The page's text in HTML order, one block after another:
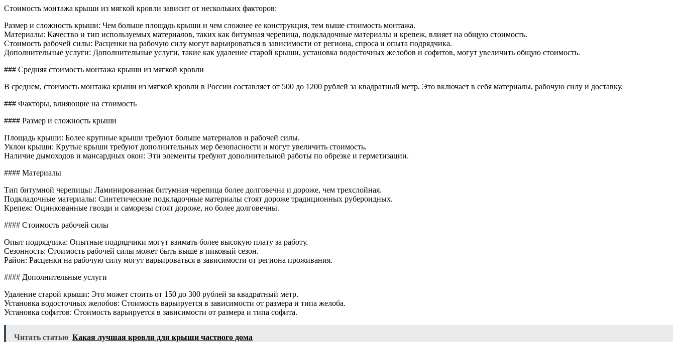
крыши
из
мягкой
кровли
Стоимость монтажа крыши из мягкой кровли зависит от нескольких факторов:
Размер и сложность крыши: Чем больше площадь крыши и чем сложнее ее конструкция, тем выше стоимость монтажа.
Материалы: Качество и тип используемых материалов, таких как битумная черепица, подкладочные материалы и крепеж, влияет на общую стоимость.
Стоимость рабочей силы: Расценки на рабочую силу могут варьироваться в зависимости от региона, спроса и опыта подрядчика.
Дополнительные услуги: Дополнительные услуги, такие как удаление старой крыши, установка водосточных желобов и софитов, могут увеличить общую стоимость.
### Средняя стоимость монтажа крыши из мягкой кровли
В среднем, стоимость монтажа крыши из мягкой кровли в России составляет от 500 до 1200 рублей за квадратный метр. Это включает в себя материалы, рабочую силу и доставку.
### Факторы, влияющие на стоимость
#### Размер и сложность крыши
Площадь крыши: Более крупные крыши требуют больше материалов и рабочей силы.
Уклон крыши: Крутые крыши требуют дополнительных мер безопасности и могут увеличить стоимость.
Наличие дымоходов и мансардных окон: Эти элементы требуют дополнительной работы по обрезке и герметизации.
#### Материалы
Тип битумной черепицы: Ламинированная битумная черепица более долговечна и дороже, чем трехслойная.
Подкладочные материалы: Синтетические подкладочные материалы стоят дороже традиционных рубероидных.
Крепеж: Оцинкованные гвозди и саморезы стоят дороже, но более долговечны.
#### Стоимость рабочей силы
Опыт подрядчика: Опытные подрядчики могут взимать более высокую плату за работу.
Сезонность: Стоимость рабочей силы может быть выше в пиковый сезон.
Район: Расценки на рабочую силу могут варьироваться в зависимости от региона проживания.
#### Дополнительные услуги
Удаление старой крыши: Это может стоить от 150 до 300 рублей за квадратный метр.
Установка водосточных желобов: Стоимость варьируется в зависимости от размера и типа желоба.
Установка софитов: Стоимость варьируется в зависимости от размера и типа софита.
Читать статью Какая лучшая кровля для крыши частного дома